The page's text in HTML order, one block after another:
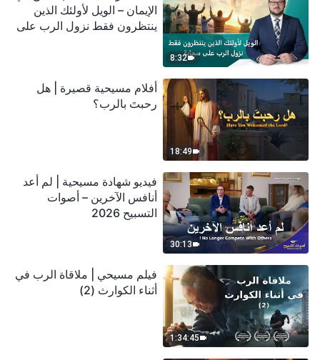
8:32
الإيمان – الويل لأولئك الذين
ينتظرون فقط نزول الرب على
18:49
أفلام مسيحية قصيرة | هل
رحبتَ بالرب؟
30:13
فيديو شهادة مسيحية | لم أعد
أنافس الآخرين – أصوات
التسبيح 2026
1:34:45
فيلم مسيحي | ملاقاة الرب في
أثناء الكوارث (2)